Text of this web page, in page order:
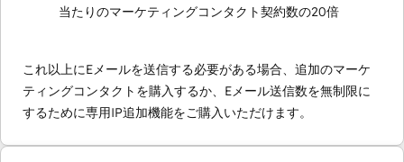
当たりのマーケティングコンタクト契約数の20倍
これ以上にEメールを送信する必要がある場合、追加のマーケ
ティングコンタクトを購入するか、Eメール送信数を無制限に
するために専用IP追加機能をご購入いただけます。